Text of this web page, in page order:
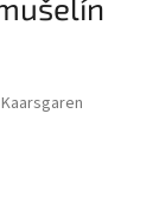
Kaarsgaren